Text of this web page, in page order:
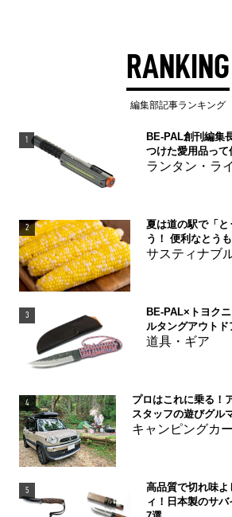
RANKING
編集部記事ランキング
1
BE-PAL創刊編集
つけた愛用品って
ランタン・ラ
2
夏は道の駅で「
う！ 便利なとう
サスティナブ
3
BE-PAL×トヨク
ルタングアウトド
道具・ギア
4
プロはこれに乗る！
スタッフの遊びグル
キャンピングカ
5
高品質で切れ味
ィ！日本製のサ